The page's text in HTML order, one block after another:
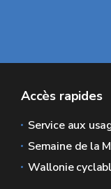
Accès rapides
Service aux
Semaine de la
Wallonie